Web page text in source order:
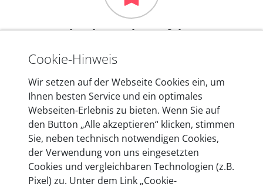
Mehr als 10 Jahre Erfahrung
In den Kfz-Diagnosegeräten von autoaid stecken
entwickeln wir unsere Produkte am Standort in
Berlin laufend weiter. Auf diese Qualität vertrauen
heute mehr als 60.000 Privatkunden und
Unternehmen.
Cookie-Hinweis
Wir setzen auf der Webseite Cookies ein, um
Ihnen besten Service und ein optimales
Webseiten-Erlebnis zu bieten. Wenn Sie auf
den Button „Alle akzeptieren“ klicken, stimmen
Sie, neben technisch notwendigen Cookies,
der Verwendung von uns eingesetzten
Cookies und vergleichbaren Technologien (z.B.
Pixel) zu. Unter dem Link „Cookie-